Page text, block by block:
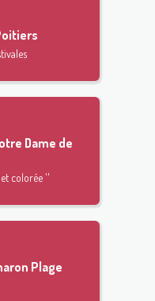
Dame de
colorée ''
Plage